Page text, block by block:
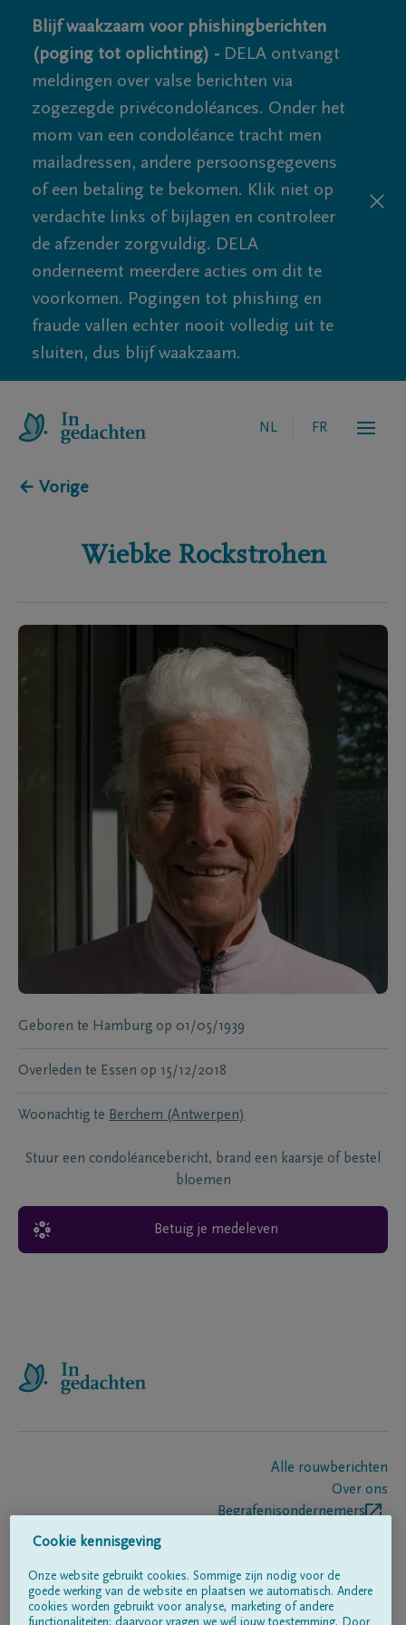
Blijf waakzaam voor phishingberichten
(poging tot oplichting) - DELA ontvangt
meldingen over valse berichten via
zogezegde privécondoléances. Onder het
mom van een condoléance tracht men
mailadressen, andere persoonsgegevens
of een betaling te bekomen. Klik niet op
verdachte links of bijlagen en controleer
de afzender zorgvuldig. DELA
onderneemt meerdere acties om dit te
voorkomen. Pogingen tot phishing en
fraude vallen echter nooit volledig uit te
sluiten, dus blijf waakzaam.
NL FR
← Vorige
Wiebke Rockstrohen
Geboren te Hamburg op 01/05/1939
Overleden te Essen op 15/12/2018
Woonachtig te Berchem (Antwerpen)
Stuur een condoléancebericht, brand een kaarsje of bestel
bloemen
Betuig je medeleven
Alle rouwberichten
Over ons
Begrafenisondernemers
Volg ons op
Cookie kennisgeving
Onze website gebruikt cookies. Sommige zijn nodig voor de
goede werking van de website en plaatsen we automatisch. Andere
cookies worden gebruikt voor analyse, marketing of andere